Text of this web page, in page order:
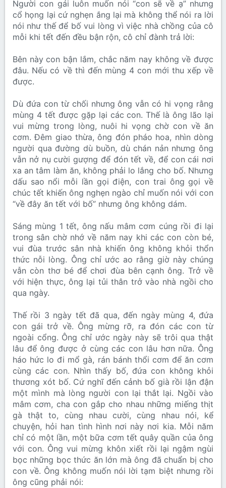
Người con gái luôn muốn nói “con sẽ về ạ” nhưng
cổ họng lại cứ nghẹn ắng lại mà không thể nói ra lời
nói như thế để bố vui lòng vì việc nhà chồng của cô
mỗi khi tết đến đều bận rộn, cô chỉ đành trả lời:
Bên này con bận lắm, chắc năm nay không về được
đâu. Nếu có về thì đến mùng 4 con mới thu xếp về
được.
Dù đứa con từ chối nhưng ông vẫn có hi vọng rằng
mùng 4 tết được gặp lại các con. Thế là ông lão lại
vui mừng trong lòng, nuôi hi vọng chờ con về ăn
cơm. Đêm giao thừa, ông đón pháo hoa, nhìn dòng
người qua đường dù buồn, dù chán nản nhưng ông
vẫn nở nụ cười gượng để đón tết về, để con cái nơi
xa an tâm làm ăn, không phải lo lắng cho bố. Nhưng
dấu sao nổi mỗi lần gọi điện, con trai ông gọi về
chúc tết khiến ông nghẹn ngào chỉ muốn nói với con
“về đây ăn tết với bố” nhưng ông không dám.
Sáng mùng 1 tết, ông nấu mâm cơm cúng rồi đi lại
trong sân chờ nhớ về năm nay khi các con còn bé,
vui đùa trước sân nhà khiến ông không khỏi thổn
thức nỗi lòng. Ông chỉ ước ao rằng giờ này chúng
vẫn còn thơ bé để chơi đùa bên cạnh ông. Trở về
với hiện thực, ông lại tủi thân trở vào nhà ngồi cho
qua ngày.
Thế rồi 3 ngày tết đã qua, đến ngày mùng 4, đứa
con gái trở về. Ông mừng rỡ, ra đón các con từ
ngoài cổng. Ông chỉ ước ngày này sẽ trôi qua thật
lâu để ông được ở cùng các con lâu hơn nữa. Ông
háo hức lo đi mổ gà, rán bánh thổi cơm để ăn cơm
cùng các con. Nhìn thấy bố, đứa con không khỏi
thương xót bố. Cứ nghĩ đến cảnh bố già rồi lận đận
một mình mà lòng người con lại thắt lại. Ngồi vào
mâm cơm, cha con gắp cho nhau những miếng thịt
gà thật to, cùng nhau cười, cùng nhau nói, kể
chuyện, hỏi han tình hình nơi này nơi kia. Mỗi năm
chỉ có một lần, một bữa cơm tết quây quần của ông
với con. Ông vui mừng khôn xiết rồi lại ngậm ngùi
bọc những bọc thức ăn lớn mà ông đã chuẩn bị cho
con về. Ông không muốn nói lời tạm biệt nhưng rồi
ông cũng phải nói: